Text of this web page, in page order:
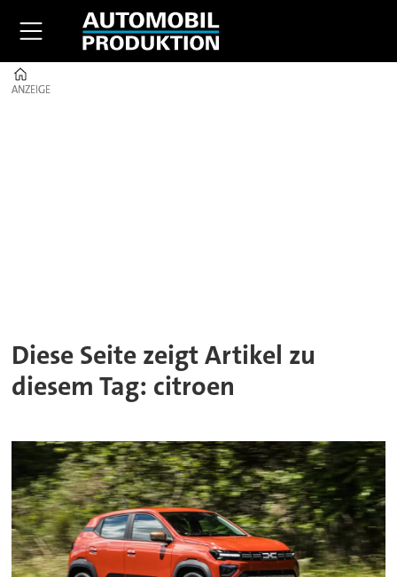
ANZEIGE
ANZEIGE
Diese Seite zeigt Artikel zu
diesem Tag: citroen